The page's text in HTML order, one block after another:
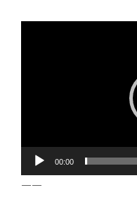
00:00
——